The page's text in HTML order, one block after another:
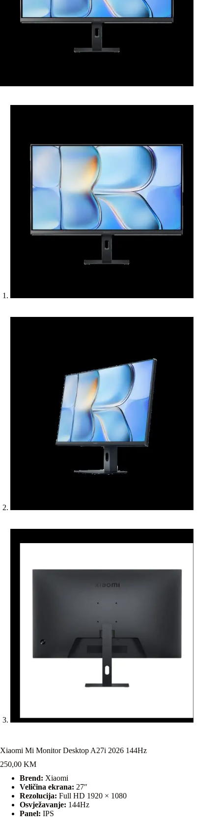
Xiaomi Mi Monitor Desktop A27i 2026 144Hz
250,00 KM
Brend: Xiaomi
Veličina ekrana: 27″
Rezolucija: Full HD 1920 × 1080
Osvježavanje: 144Hz
Panel: IPS